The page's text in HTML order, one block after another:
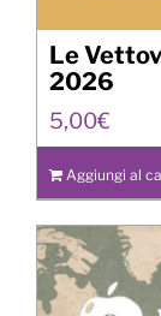
Le
2026
5,00€
Aggiungi al